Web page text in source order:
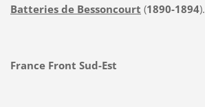
Batteries de Bessoncourt (1890-1894).
France Front Sud-Est